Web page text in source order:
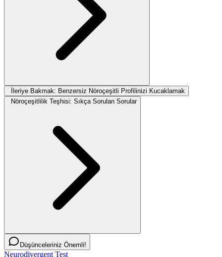
İleriye Bakmak: Benzersiz Nöroçeşitli Profilinizi Kucaklamak
Nöroçeşitlilik Teşhisi: Sıkça Sorulan Sorular
Düşünceleriniz Önemli!
Neurodivergent Test